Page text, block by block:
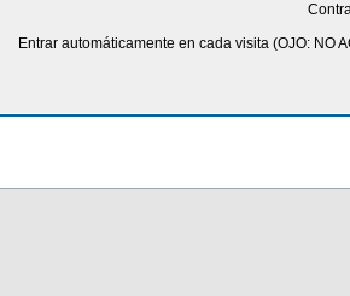
Entrar automáticamente en cada visita (OJO: NO